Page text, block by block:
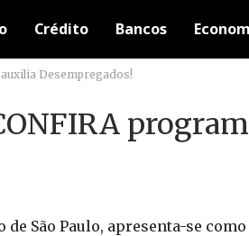
Crédito Bancos
Desempregados!
São Paulo, apresenta-se